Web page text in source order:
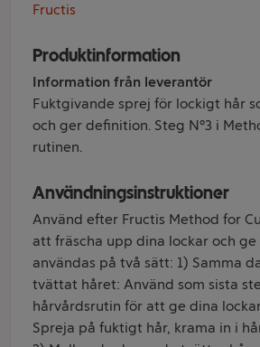
Fructis
Produktinformation
Information från leverantör
Fuktgivande sprej för lockigt hår
och ger definition. Steg N°3 i
rutinen.
Användningsinstruktioner
Använd efter Fructis Method for
att fräscha upp dina lockar och ge
användas på två sätt: 1) Samma
tvättat håret: Använd som sista
hårvårdsrutin för att ge dina
Spreja på fuktigt hår, krama in i